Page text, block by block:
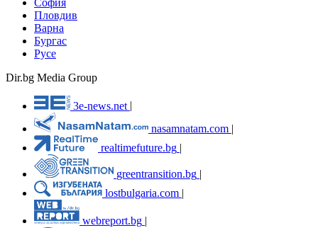
София
Пловдив
Варна
Бургас
Русе
Dir.bg Media Group
3e-news.net
nasamnatam.com |
realtimefuture.bg |
greentransition.bg |
lostbulgaria.com |
webreport.bg